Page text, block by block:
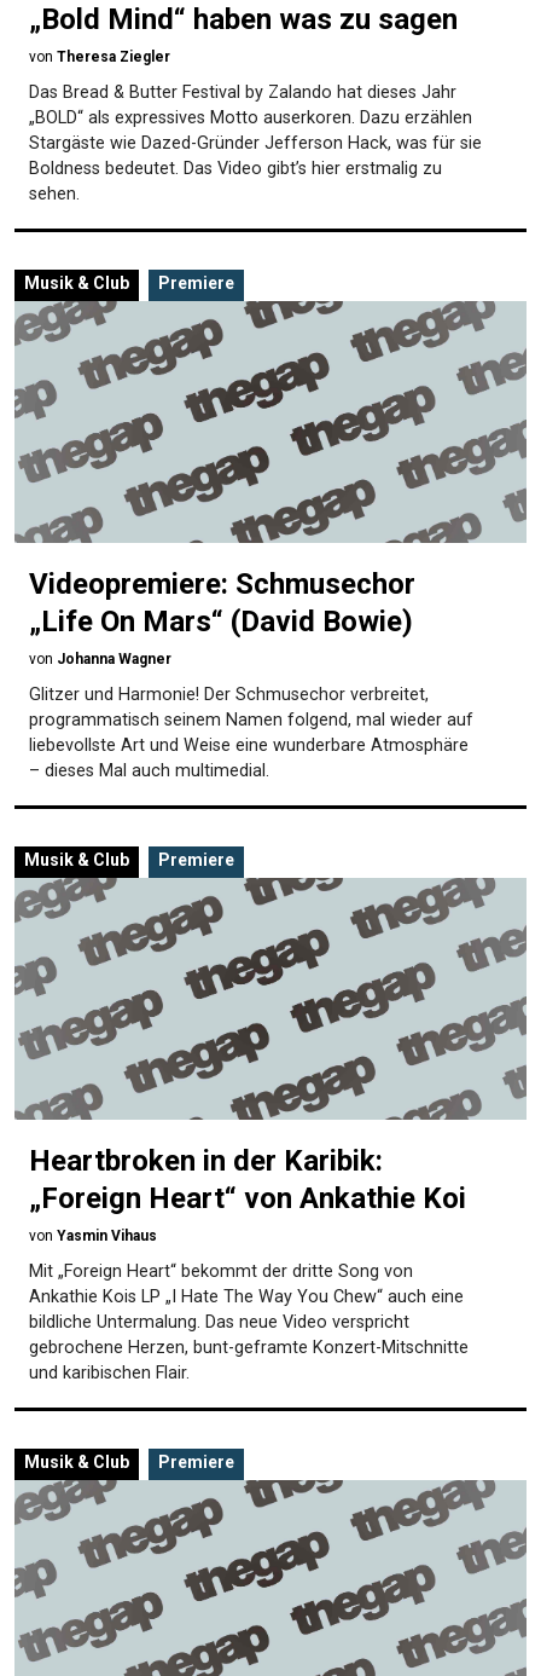
„Bold Mind“ haben was zu sagen
von Theresa Ziegler
Das Bread & Butter Festival by Zalando hat dieses Jahr
„BOLD“ als expressives Motto auserkoren. Dazu erzählen
Stargäste wie Dazed-Gründer Jefferson Hack, was für sie
Boldness bedeutet. Das Video gibt’s hier erstmalig zu
sehen.
Musik & Club Premiere
Videopremiere: Schmusechor
„Life On Mars“ (David Bowie)
von Johanna Wagner
Glitzer und Harmonie! Der Schmusechor verbreitet,
programmatisch seinem Namen folgend, mal wieder auf
liebevollste Art und Weise eine wunderbare Atmosphäre
– dieses Mal auch multimedial.
Musik & Club Premiere
Heartbroken in der Karibik:
„Foreign Heart“ von Ankathie Koi
von Yasmin Vihaus
Mit „Foreign Heart“ bekommt der dritte Song von
Ankathie Kois LP „I Hate The Way You Chew“ auch eine
bildliche Untermalung. Das neue Video verspricht
gebrochene Herzen, bunt-geframte Konzert-Mitschnitte
und karibischen Flair.
Musik & Club Premiere